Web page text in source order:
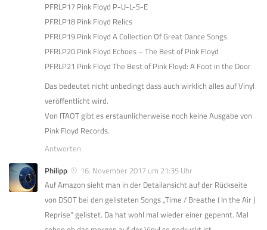
PFRLP17 Pink Floyd P-U-L-S-E
PFRLP18 Pink Floyd Relics
PFRLP19 Pink Floyd A Collection Of Great Dance Songs
PFRLP20 Pink Floyd Echoes – The Best of Pink Floyd
PFRLP21 Pink Floyd The Best of Pink Floyd: A Foot in the Door
Das bedeutet nicht unbedingt dass auch wirklich alles auf Vinyl
veröffentlicht wird.
Von ITAOT gibt es erstaunlicherweise noch keine Ausgabe von
Pink Floyd Records.
Antworten
Philipp
16. November 2017 um 21:35 Uhr
Auf Amazon sieht man in der Detailansicht auf der Rückseite
von DSOT bei den gelisteten Songs „Time / Breathe ( In the Air )
Reprise“ gelistet. Da hat wohl mal wieder einer gepennt. Mal